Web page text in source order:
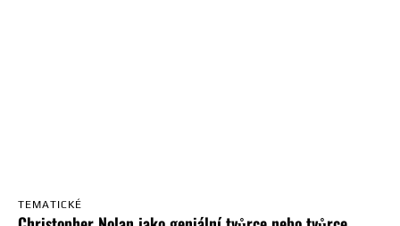
TEMATICKÉ